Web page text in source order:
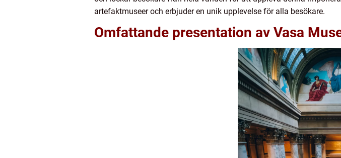
artefaktmuseer och erbjuder en unik upplevelse för alla besökare.
Omfattande presentation av Vasa